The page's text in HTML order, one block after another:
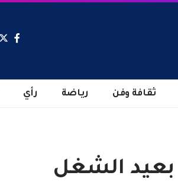
ثقافة وفن رياضة رأي
بعيد الشغل